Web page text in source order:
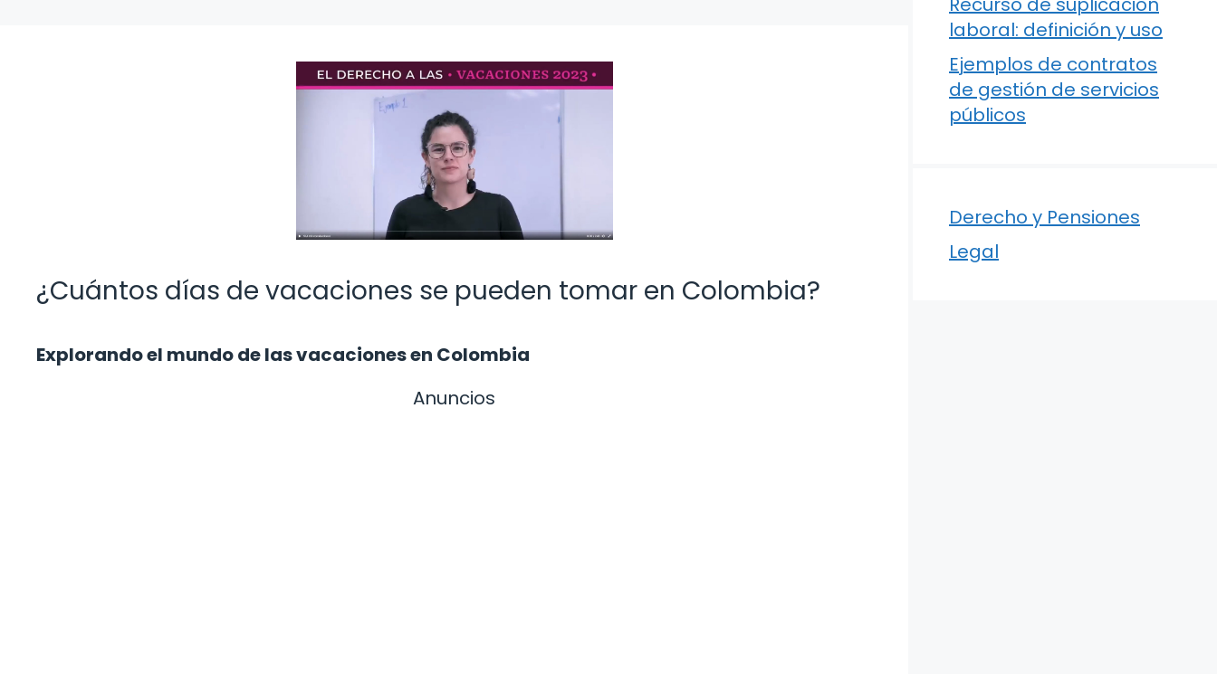
¿Cuántos días de vacaciones se pueden tomar en Colombia?
Explorando el mundo de las vacaciones en Colombia
Anuncios
laboral: definición y uso
Ejemplos de contratos
de gestión de servicios
públicos
Derecho y Pensiones
Legal